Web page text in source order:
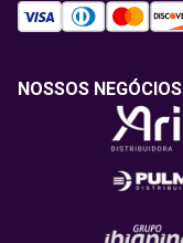
NOSSOS NEGÓCIOS